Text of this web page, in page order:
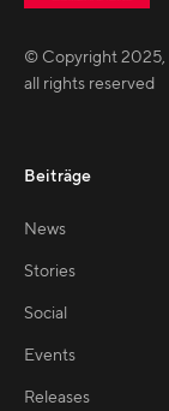
© Copyright2025,
all rights reserved
Beiträge
News
Stories
Social
Events
Releases